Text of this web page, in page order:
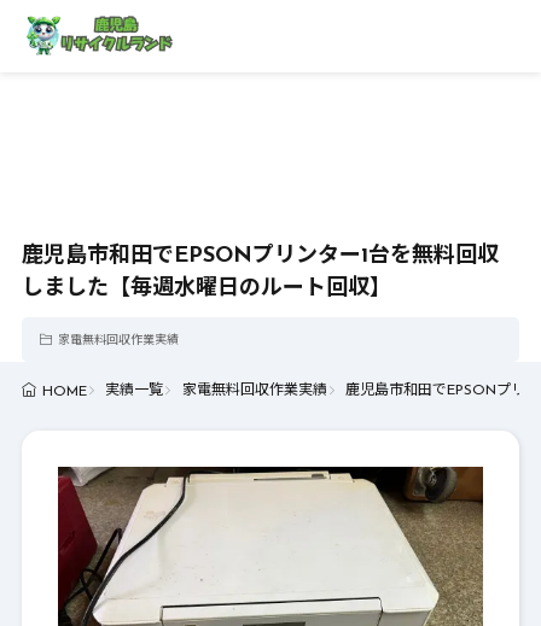
鹿児島市和田でEPSONプリンター1台を無料回収
しました【毎週水曜日のルート回収】
家電無料回収作業実績
HOME 実績一覧 家電無料回収作業実績 鹿児島市和田でEPSONプリ